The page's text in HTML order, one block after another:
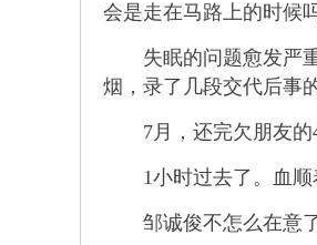
会是走在马路上的时候
失眠的问题愈发严重
烟，录了几段交代后事
7月，还完欠朋友的
1小时过去了。血顺着
邹诚俊不怎么在意了